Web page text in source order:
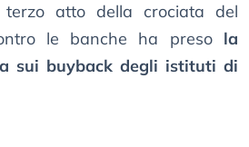
atto della crociata del
le banche ha preso la
sui buyback degli istituti di